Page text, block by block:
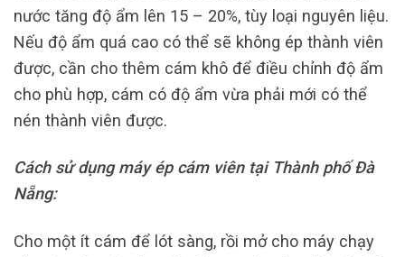
nước tăng độ ẩm lên 15 – 20%, tùy loại nguyên liệu.
Nếu độ ẩm quá cao có thể sẽ không ép thành viên
được, cần cho thêm cám khô để điều chỉnh độ ẩm
cho phù hợp, cám có độ ẩm vừa phải mới có thể
nén thành viên được.
Cách sử dụng máy ép cám viên tại Thành phố Đà
Nẵng:
Cho một ít cám để lót sàng, rồi mở cho máy chạy